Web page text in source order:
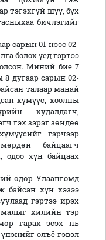
тэгэхгүй шүү, бүх
бичлэгийг
сарын 01-нээс 02-
болох үед гэртээ
Миний бие 7
8 дугаар сарын 02-
талаар манай
хүмүүс, хоолны
худалдагч,
гэх зэрэг зөндөө
гэрчээр
байцаагч
одоо хүн байцаах
өдөр Улаангомд
байсан хүн хэзээ
гэртээ ирэх
хилийн тэр
гарах эсэх нь
олъё гэвэл